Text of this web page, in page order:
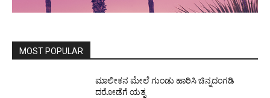
MOST POPULAR
ಮಾಲೀಕನ ಮೇಲೆ ಗುಂಡು ಹಾರಿಸಿ ಚಿನ್ನದಂಗಡಿ
ದರೋಡೆಗೆ ಯತ್ನ